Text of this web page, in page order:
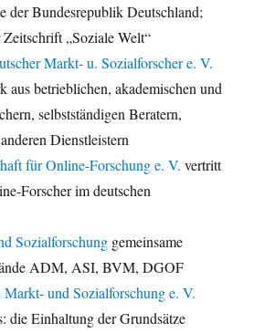
der Bundesrepublik Deutschland;
„Soziale Welt“
Markt- u. Sozialforscher e. V.
aus betrieblichen, akademischen und
selbstständigen Beratern,
Dienstleistern
für Online-Forschung e. V. vertritt
Forscher im deutschen
Sozialforschung gemeinsame
ADM, ASI, BVM, DGOF
Markt- und Sozialforschung e. V.
die Einhaltung der Grundsätze